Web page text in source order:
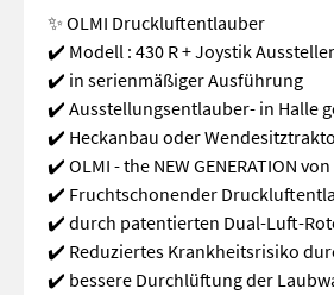
✨ OLMI Druckluftentlauber
✔️ Modell : 430 R + Joystik Aussteller
✔️ in serienmäßiger Ausführung
✔️ Ausstellungsentlauber- in Halle
✔️ Heckanbau oder
✔️ OLMI - the NEW GENERATION von
✔️ Fruchtschonender
✔️ durch patentierten Dual-Luft-
✔️ Reduziertes Krankheitsrisiko
✔️ bessere Durchlüftung der